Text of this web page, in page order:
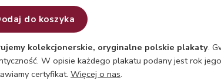
do koszyka
kolekcjonerskie, oryginalne polskie plakaty.
W opisie każdego plakatu podany jest rok
certyfikat. Więcej o nas.